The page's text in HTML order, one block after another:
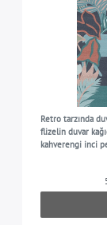
Retro tarzında
flizelin duvar
kahverengi inci